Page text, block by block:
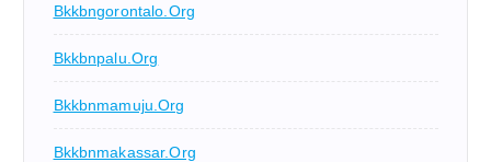
Bkkbngorontalo.org
Bkkbnpalu.org
Bkkbnmamuju.org
Bkkbnmakassar.org